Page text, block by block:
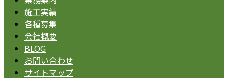
施工実績
各種募集
会社概要
BLOG
お問い合わせ
サイトマップ